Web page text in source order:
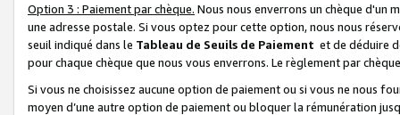
Option 3 : Paiement par chèque. Nous nous enverrons un chèque d'un
une adresse postale. Si vous optez pour cette option, nous nous
seuil indiqué dans le Tableau de Seuils de Paiement et de déduire
pour chaque chèque que nous vous enverrons. Le règlement par
Si vous ne choisissez aucune option de paiement ou si vous ne nous
moyen d’une autre option de paiement ou bloquer la rémunération